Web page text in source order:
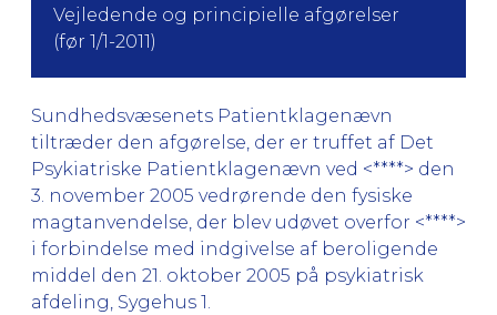
Vejledende og principielle afgørelser
(før 1/1-2011)
Sundhedsvæsenets Patientklagenævn
tiltræder den afgørelse, der er truffet af Det
Psykiatriske Patientklagenævn ved <****> den
3. november 2005 vedrørende den fysiske
magtanvendelse, der blev udøvet overfor <****>
i forbindelse med indgivelse af beroligende
middel den 21. oktober 2005 på psykiatrisk
afdeling, Sygehus 1.